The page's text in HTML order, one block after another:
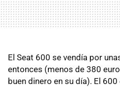
El Seat 600 se vendía por
entonces (menos de 380
buen dinero en su día). El